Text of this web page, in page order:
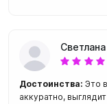
Светлана
Достоинства: Это
аккуратно,